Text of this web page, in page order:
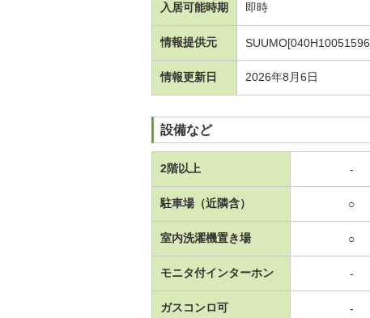
入居可能時期 即時
情報提供元
情報更新日 2026年8月6日
設備など
2階以上 -
駐車場（近隣含） ○
室内洗濯機置き場 ○
モニタ付インターホン -
ガスコンロ可 -